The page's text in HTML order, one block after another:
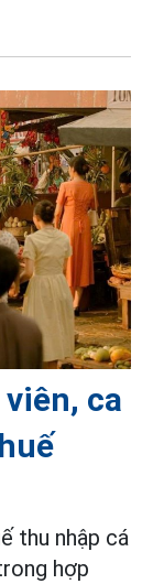
ca
thu nhập cá
hợp